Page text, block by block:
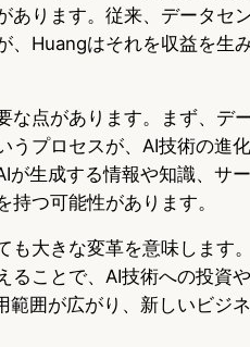
あります。従来、データセ
、Huangはそれを収益を生
な点があります。まず、デ
うプロセスが、AI技術の進
が生成する情報や知識、サ
つ可能性があります。
も大きな変革を意味します
ることで、AI技術への投資
範囲が広がり、新しいビジ